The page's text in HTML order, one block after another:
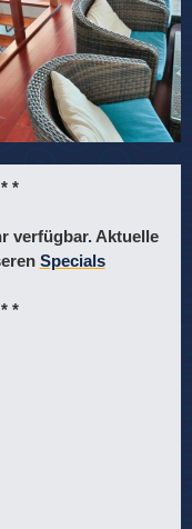
*
verfügbar. Aktuelle
Specials
*